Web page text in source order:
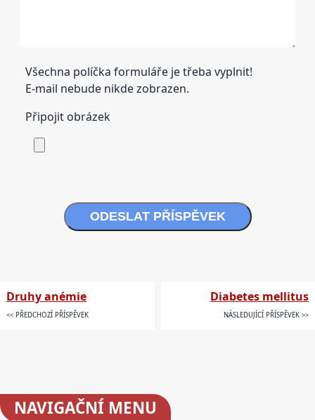
Všechna políčka formuláře je třeba vyplnit!
E-mail nebude nikde zobrazen.
Připojit obrázek
ODESLAT PŘÍSPĚVEK
Druhy anémie
<< PŘEDCHOZÍ PŘÍSPĚVEK
Diabetes mellitus
NÁSLEDUJÍCÍ PŘÍSPĚVEK >>
NAVIGAČNÍ MENU